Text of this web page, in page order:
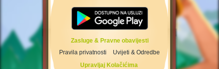
Zasluge & Pravne obavijesti
Pravila privatnosti
Uvijeti & Odredbe
Upravljaj Kolačićima